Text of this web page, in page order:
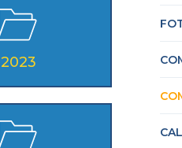
2023